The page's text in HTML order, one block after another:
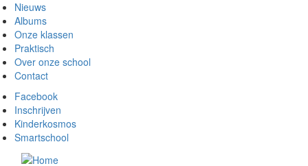
Overslaan
en
naar
de
inhoud
gaan
Nieuws
Albums
Onze klassen
Praktisch
Over onze school
Contact
Meta
menu
Facebook
Inschrijven
Kinderkosmos
Smartschool